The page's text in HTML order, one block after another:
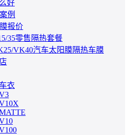
好
例
报价
35零售隔热套餐
VK40汽车太阳膜隔热车膜
衣